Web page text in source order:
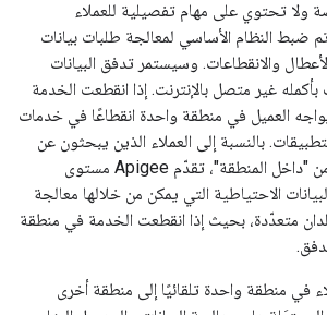
تحتوي على مهام تفصيلية للعملاء
ضبط النظام الأساسي لمعالجة طلبات بيانات
والانقطاعات. وسيستمر تدفق البيانات
بأكمله غير متصل بالإنترنت. إذا انقطعت الخدمة
العميل في منطقة واحدة انقطاعًا في خدمات
بالنسبة إلى العملاء الذين يبحثون عن
خدمات احتياطية أكثر من "داخل المنطقة"، تقدّم Apigee مستوى
الاحتياطية التي يمكن من خلالها معالجة
متعدّدة، بحيث إذا انقطعت الخدمة في منطقة
في منطقة واحدة تلقائيًا إلى منطقة أخرى